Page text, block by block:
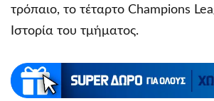
τρόπαιο, το τέταρτο Champions
Ιστορία του τμήματος.